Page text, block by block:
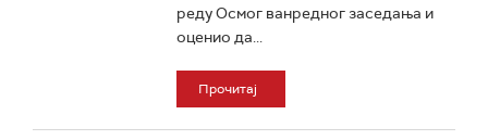
реду Осмог ванредног заседања и
оценио да...
Прочитај